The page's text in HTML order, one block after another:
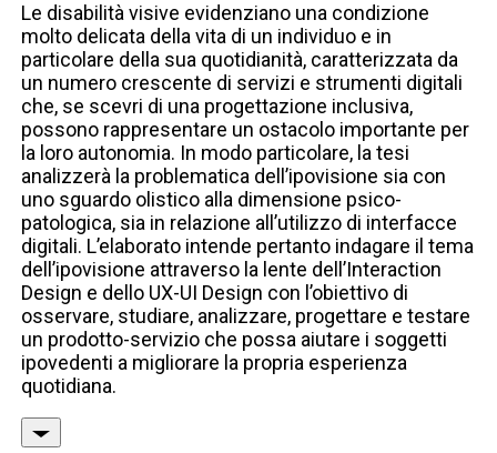
Le disabilità visive evidenziano una condizione
molto delicata della vita di un individuo e in
particolare della sua quotidianità, caratterizzata da
un numero crescente di servizi e strumenti digitali
che, se scevri di una progettazione inclusiva,
possono rappresentare un ostacolo importante per
la loro autonomia. In modo particolare, la tesi
analizzerà la problematica dell’ipovisione sia con
uno sguardo olistico alla dimensione psico-
patologica, sia in relazione all’utilizzo di interfacce
digitali. L’elaborato intende pertanto indagare il tema
dell’ipovisione attraverso la lente dell’Interaction
Design e dello UX-UI Design con l’obiettivo di
osservare, studiare, analizzare, progettare e testare
un prodotto-servizio che possa aiutare i soggetti
ipovedenti a migliorare la propria esperienza
quotidiana.